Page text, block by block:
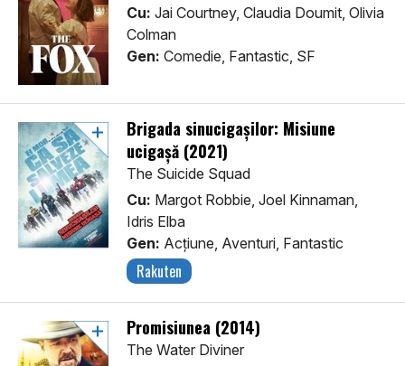
Cu: Jai Courtney, Claudia Doumit, Olivia
Colman
Gen: Comedie, Fantastic, SF
Brigada sinucigașilor: Misiune
ucigașă (2021)
The Suicide Squad
Cu: Margot Robbie, Joel Kinnaman,
Idris Elba
Gen: Acţiune, Aventuri, Fantastic
Rakuten
Promisiunea (2014)
The Water Diviner